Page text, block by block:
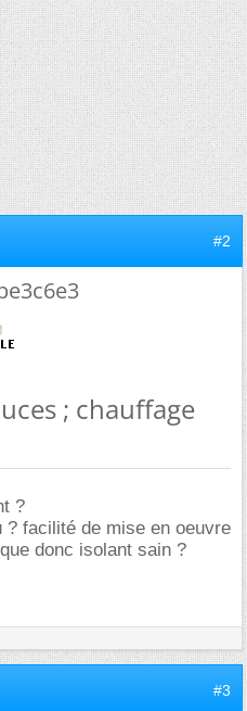
#2
; chauffage
?
facilité de mise en oeuvre
donc isolant sain ?
#3